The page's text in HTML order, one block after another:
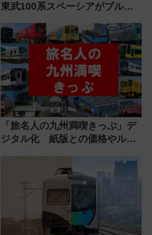
東武100系スペーシアがブルー
ー当時の停車駅」を再現 運転
時刻や特急券の買い方を紹介
「旅名人の九州満喫きっぷ」デ
ジタル化 紙版との価格やルー